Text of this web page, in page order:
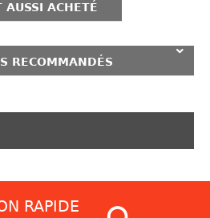
AUSSI ACHETÉ
RECOMMANDÉS
RAPIDE